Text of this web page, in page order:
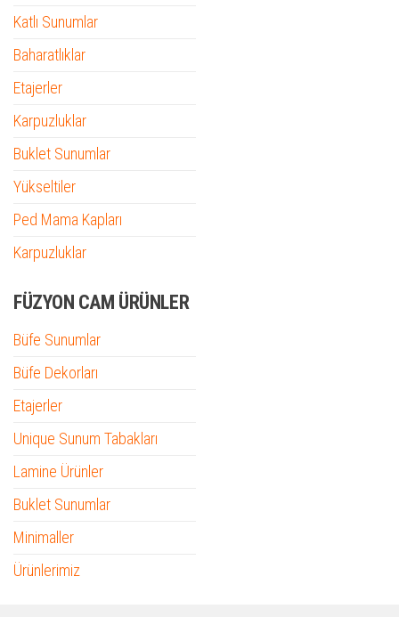
Katlı Sunumlar
Baharatlıklar
Etajerler
Karpuzluklar
Buklet Sunumlar
Yükseltiler
Ped Mama Kapları
Karpuzluklar
FÜZYON CAM ÜRÜNLER
Büfe Sunumlar
Büfe Dekorları
Etajerler
Unique Sunum Tabakları
Lamine Ürünler
Buklet Sunumlar
Minimaller
Ürünlerimiz